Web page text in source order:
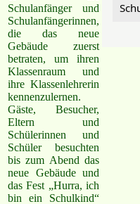
Schulanfänger und
Schulanfängerinnen,
die das neue
Gebäude zuerst
betraten, um ihren
Klassenraum und
ihre Klassenlehrerin
kennenzulernen.
Gäste, Besucher,
Eltern und
Schülerinnen und
Schüler besuchten
bis zum Abend das
neue Gebäude und
das Fest „Hurra, ich
bin ein Schulkind“